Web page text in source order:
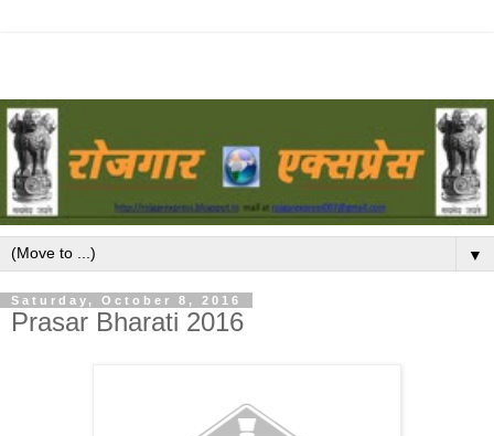
▼
Saturday, October 8, 2016
Prasar Bharati 2016